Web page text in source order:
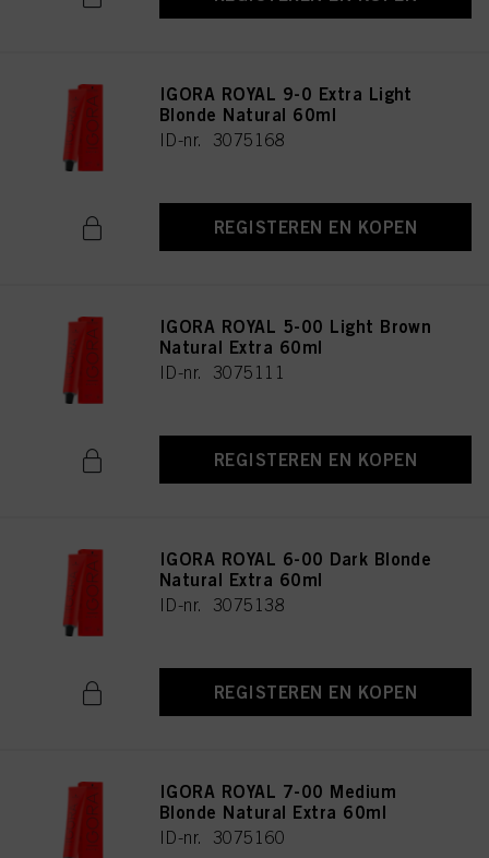
IGORA ROYAL 9-0 Extra Light
Blonde Natural 60ml
ID-nr. 3075168
REGISTEREN EN KOPEN
IGORA ROYAL 5-00 Light Brown
Natural Extra 60ml
ID-nr. 3075111
REGISTEREN EN KOPEN
IGORA ROYAL 6-00 Dark Blonde
Natural Extra 60ml
ID-nr. 3075138
REGISTEREN EN KOPEN
IGORA ROYAL 7-00 Medium
Blonde Natural Extra 60ml
ID-nr. 3075160